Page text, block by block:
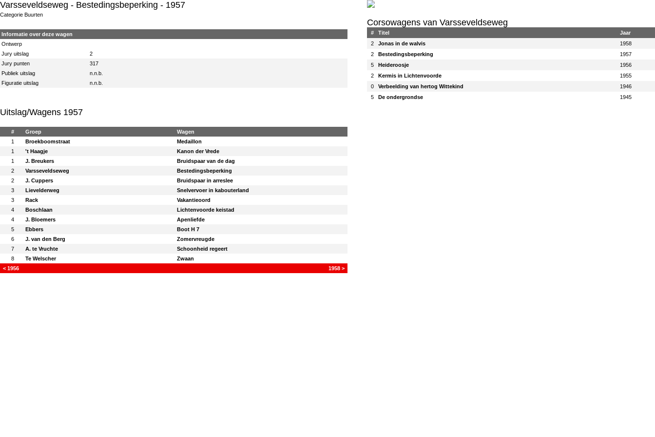
Varsseveldseweg - Bestedingsbeperking - 1957
Categorie Buurten
Informatie over deze wagen
Ontwerp
Jury uitslag
2
Jury punten
317
Publiek uitslag
n.n.b.
Figuratie uitslag
n.n.b.
Uitslag/Wagens 1957
# Groep
Wagen
1
Broekboomstraat
Medaillon
1
't Haagje
Kanon der Vrede
1
J. Breukers
Bruidspaar van de dag
2
Varsseveldseweg
Bestedingsbeperking
2
J. Cuppers
Bruidspaar in arreslee
3
Lievelderweg
Snelvervoer in kabouterland
3
Rack
Vakantieoord
4
Boschlaan
Lichtenvoorde keistad
4
J. Bloemers
Apenliefde
5
Ebbers
Boot H 7
6
J. van den Berg
Zomervreugde
7
A. te Vruchte
Schoonheid regeert
8
Te Welscher
Zwaan
< 1956
1958 >
Corsowagens van Varsseveldseweg
# Titel
Jaar
2
Jonas in de walvis
1958
2
Bestedingsbeperking
1957
5
Heideroosje
1956
2
Kermis in Lichtenvoorde
1955
0
Verbeelding van hertog Wittekind
1946
5
De ondergrondse 1945